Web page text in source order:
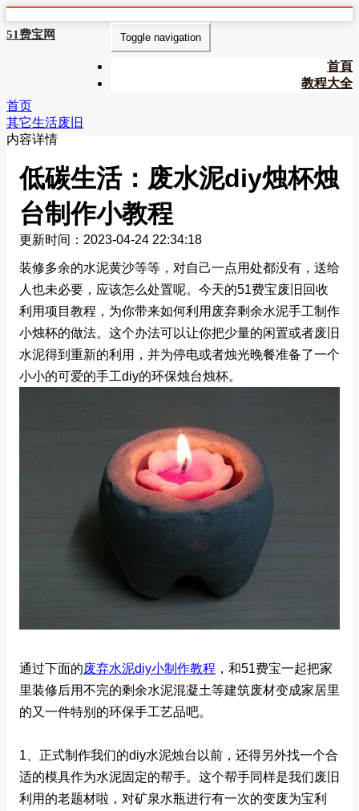
51费宝网 Toggle navigation
首頁
教程大全
首页
其它生活废旧
内容详情
低碳生活：废水泥diy烛杯烛
台制作小教程
更新时间：2023-04-24 22:34:18
装修多余的水泥黄沙等等，对自己一点用处都没有，送给
人也未必要，应该怎么处置呢。今天的51费宝废旧回收
利用项目教程，为你带来如何利用废弃剩余水泥手工制作
小烛杯的做法。这个办法可以让你把少量的闲置或者废旧
水泥得到重新的利用，并为停电或者烛光晚餐准备了一个
小小的可爱的手工diy的环保烛台烛杯。
通过下面的废弃水泥diy小制作教程 ，和51费宝一起把家
里装修后用不完的剩余水泥混凝土等建筑废材变成家居里
的又一件特别的环保手工艺品吧。
1、正式制作我们的diy水泥烛台以前，还得另外找一个合
适的模具作为水泥固定的帮手。这个帮手同样是我们废旧
利用的老题材啦，对矿泉水瓶进行有一次的变废为宝利